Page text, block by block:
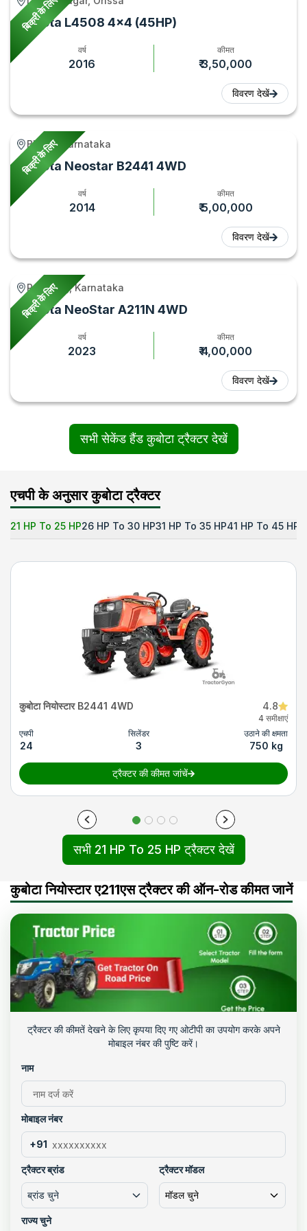
बिक्री के लिए
Kubota L4508 4x4 (45HP)
वर्ष
2016
कीमत
₹ 3,50,000
विवरण देखें
बिक्री के लिए
Bhalki, Karnataka
Kubota Neostar B2441 4WD
वर्ष
2014
कीमत
₹ 5,00,000
विवरण देखें
बिक्री के लिए
Ramdurg, Karnataka
Kubota NeoStar A211N 4WD
वर्ष
2023
कीमत
₹ 4,00,000
विवरण देखें
सभी सेकेंड हैंड कुबोटा ट्रैक्टर देखें
एचपी के अनुसार कुबोटा ट्रैक्टर
21 HP To 25 HP26 HP To 30 HP31 HP To 35 HP41 HP To 45 HP
कुबोटा नियोस्टार B2441 4WD 4.8
4 समीक्षाएं
एचपी
24
सिलेंडर
3
उठाने की क्षमता
750 kg
ट्रैक्टर की कीमत जांचें
सभी 21 HP To 25 HP ट्रैक्टर देखें
कुबोटा नियोस्टार ए211एस ट्रैक्टर की ऑन-रोड कीमत जानें
ट्रैक्टर की कीमतें देखने के लिए कृपया दिए गए ओटीपी का उपयोग करके अपने
मोबाइल नंबर की पुष्टि करें।
नाम
मोबाइल नंबर
+91
ट्रैक्टर ब्रांड
ब्रांड चुने
ट्रैक्टर मॉडल
मॉडल चुने
राज्य चुने